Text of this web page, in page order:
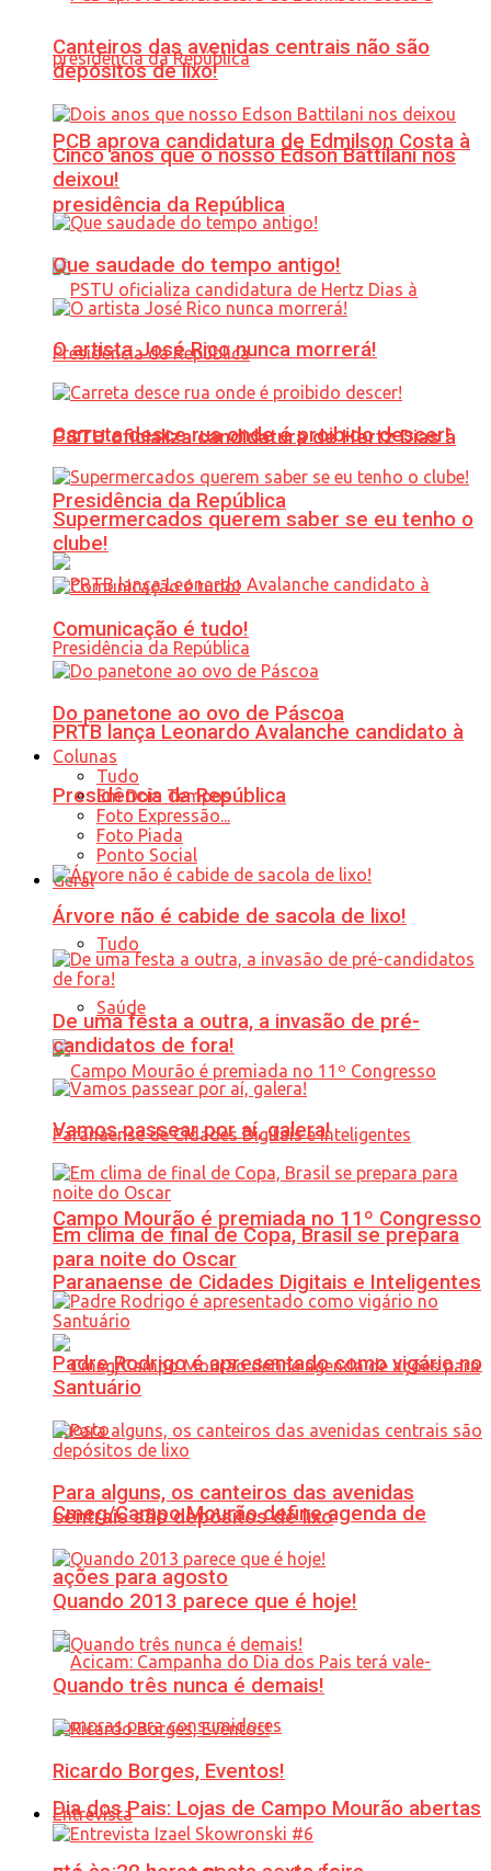
PCB aprova candidatura de Edmilson Costa à
presidência da República
PSTU oficializa candidatura de Hertz Dias à
Presidência da República
PRTB lança Leonardo Avalanche candidato à
Presidência da República
Geral
Tudo
Saúde
Campo Mourão é premiada no 11º Congresso
Paranaense de Cidades Digitais e Inteligentes
Cmeg/Campo Mourão define agenda de
ações para agosto
Dia dos Pais: Lojas de Campo Mourão abertas
Canteiros das avenidas centrais não são
depósitos de lixo!
Cinco anos que o nosso Edson Battilani nos
deixou!
Que saudade do tempo antigo!
O artista José Rico nunca morrerá!
Carreta desce rua onde é proibido descer!
Supermercados querem saber se eu tenho o
clube!
Comunicação é tudo!
Do panetone ao ovo de Páscoa
Colunas
Tudo
Em Dois Tempos
Foto Expressão...
Foto Piada
Ponto Social
Árvore não é cabide de sacola de lixo!
De uma festa a outra, a invasão de pré-
candidatos de fora!
Vamos passear por aí, galera!
Em clima de final de Copa, Brasil se prepara
para noite do Oscar
Padre Rodrigo é apresentado como vigário no
Santuário
Para alguns, os canteiros das avenidas
centrais são depósitos de lixo
Quando 2013 parece que é hoje!
Quando três nunca é demais!
Ricardo Borges, Eventos!
Entrevista